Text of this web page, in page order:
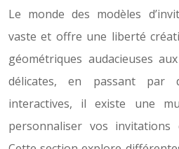
Le monde des modèles
vaste et offre une liberté
géométriques audacieuses
délicates, en passant par
interactives, il existe une
personnaliser vos